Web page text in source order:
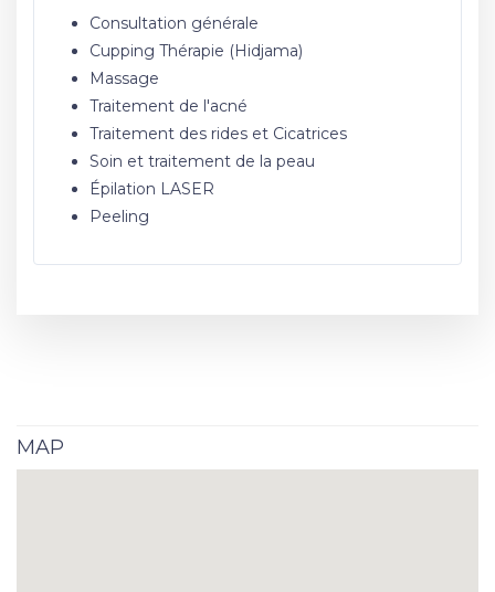
Consultation générale
Cupping Thérapie (Hidjama)
Massage
Traitement de l'acné
Traitement des rides et Cicatrices
Soin et traitement de la peau
Épilation LASER
Peeling
MAP